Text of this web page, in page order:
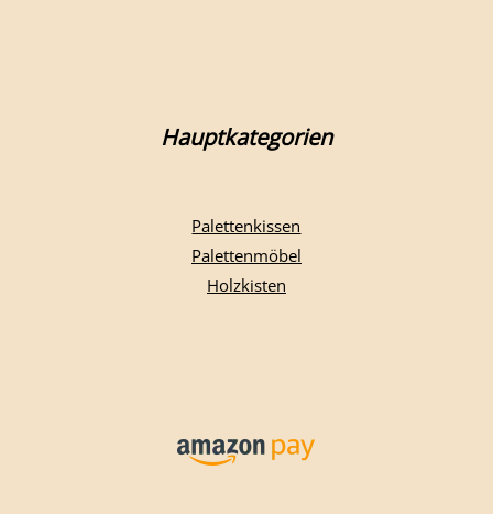
Hauptkategorien
Palettenkissen
Palettenmöbel
Holzkisten